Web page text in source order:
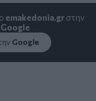
emakedonia.grστην
Google
Google